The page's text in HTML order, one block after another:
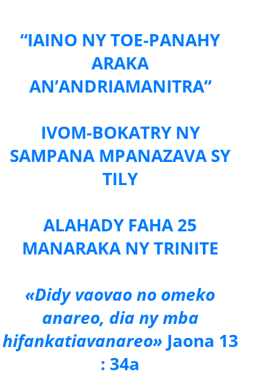
“IAINO NY TOE-PANAHY
ARAKA
AN’ANDRIAMANITRA”
IVOM-BOKATRY NY
SAMPANA MPANAZAVA SY
TILY
ALAHADY FAHA 25
MANARAKA NY TRINITE
«Didy vaovao no omeko
anareo, dia ny mba
hifankatiavanareo» Jaona 13
: 34a